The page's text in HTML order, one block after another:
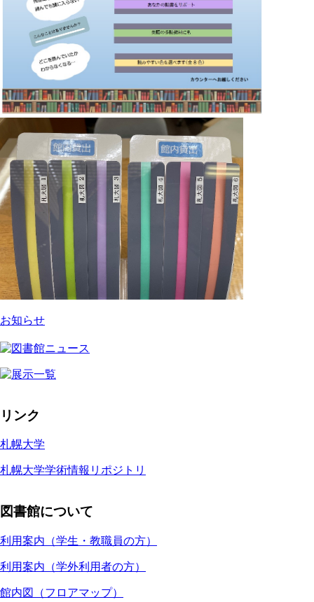
お知らせ
リンク
札幌大学
札幌大学学術情報リポジトリ
図書館について
利用案内（学生・教職員の方）
利用案内（学外利用者の方）
館内図（フロアマップ）